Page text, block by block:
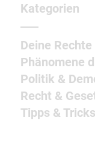
Kategorien
Deine Rechte
Phänomene
Politik &
Recht &
Tipps & Tricks